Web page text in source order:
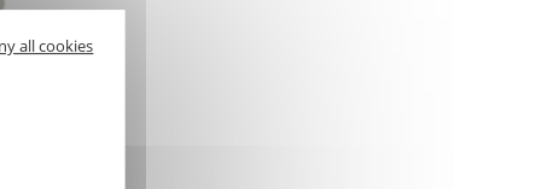
all cookies